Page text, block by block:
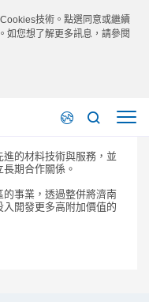
技術。點選同意或繼續
如您想了解更多訊息，請參閱
事業
的材料技術與服務，並
期合作關係。
事業，透過整併將濟南
開發更多高附加價值的